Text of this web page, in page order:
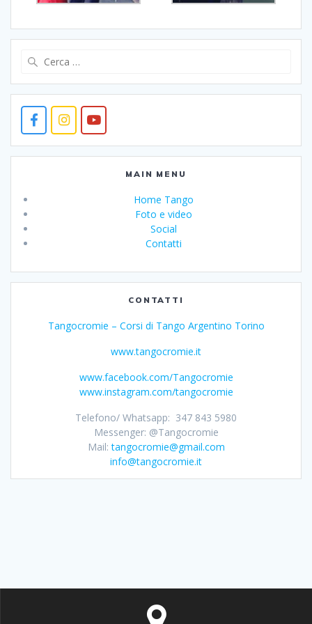
MAIN MENU
Home Tango
Foto e video
Social
Contatti
CONTATTI
Tangocromie – Corsi di Tango Argentino Torino
www.tangocromie.it
www.facebook.com/Tangocromie
www.instagram.com/tangocromie
Telefono/ Whatsapp: 347 843 5980
Messenger: @Tangocromie
Mail:tangocromie@gmail.com
info@tangocromie.it